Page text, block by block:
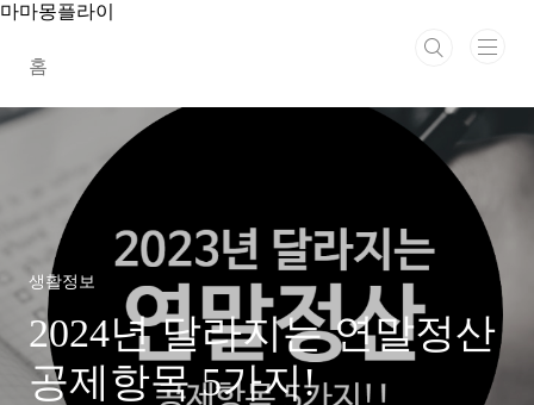
본문 바로가기
마마몽플라이
홈
생활정보
2024년 달라지는 연말정산
공제항목 5가지!